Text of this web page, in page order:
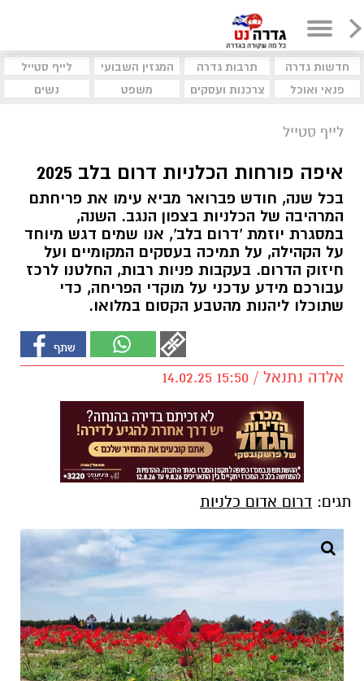
חדשות גדרה תרבות גדרה המגזין השבועי
לייף סטייל
פנאי ואוכל
צרכנות ועסקים משפט נשים
לייף סטייל
איפה פורחות הכלניות דרום בלב 2025
בכל שנה, חודש פברואר מביא עימו את פריחתם
המרהיבה של הכלניות בצפון הנגב. השנה,
במסגרת יוזמת 'דרום בלב', אנו שמים דגש מיוחד
על הקהילה, על תמיכה בעסקים המקומיים ועל
חיזוק הדרום. בעקבות פניות רבות, החלטנו לרכז
עבורכם מידע עדכני על מוקדי הפריחה, כדי
שתוכלו ליהנות מהטבע הקסום במלואו.
אלדה נתנאל / 15:50 14.02.25
תגים: דרום אדום כלניות